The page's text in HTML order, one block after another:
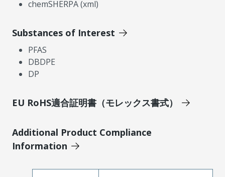
chemSHERPA (xml)
Substances of Interest
PFAS
DBDPE
DP
EU RoHS適合証明書（モレックス書式）
Additional Product Compliance
Information